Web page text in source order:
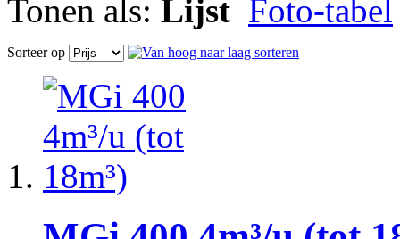
Tonen als: Lijst Foto-tabel
Sorteer op